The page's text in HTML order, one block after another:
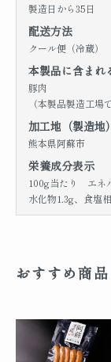
製造日から35日
配送方法
クール便（冷蔵）
本製品に含まれ
豚肉
（本製品製造工場
加工地（製造地）
熊本県阿蘇市
栄養成分表示
100g当たり エネ
水化物1.3g、食塩
おすすめ商品